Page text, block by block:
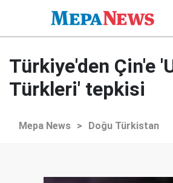
Türkiye'den Çin'e
Türkleri' tepkisi
Mepa News > Doğu Türkistan